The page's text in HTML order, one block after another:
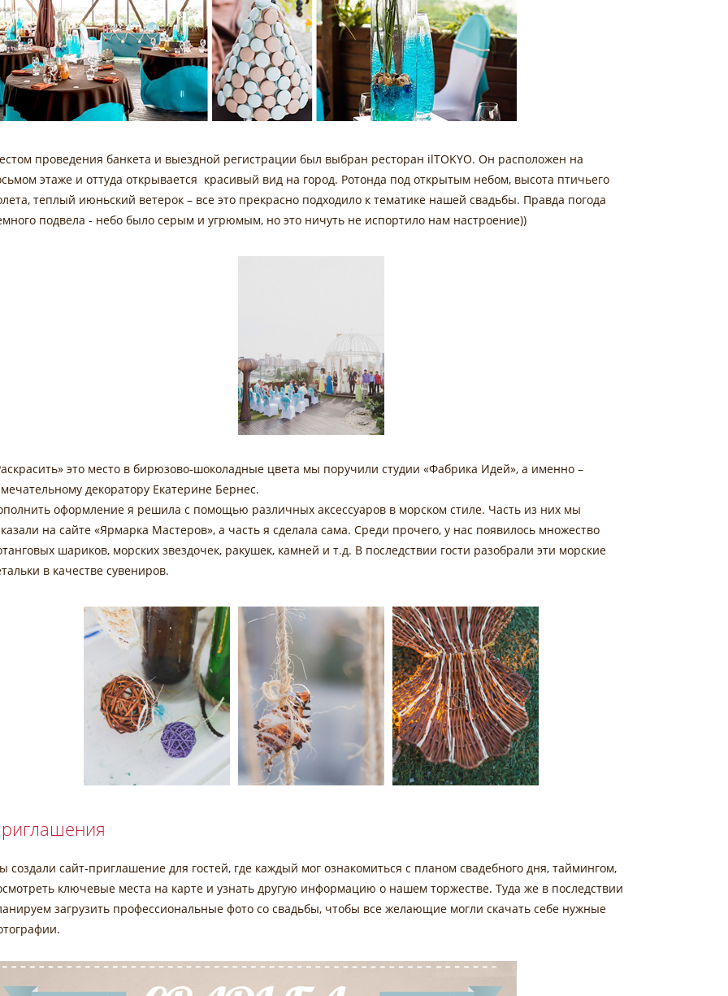
проведения банкета и выездной регистрации был выбран ресторан ilTOKYO. Он расположен на
этаже и оттуда открывается красивый вид на город. Ротонда под открытым небом, высота птичьего
теплый июньский ветерок – все это прекрасно подходило к тематике нашей свадьбы. Правда погода
подвела - небо было серым и угрюмым, но это ничуть не испортило нам настроение))
это место в бирюзово-шоколадные цвета мы поручили студии «Фабрика Идей», а именно –
декоратору Екатерине Бернес.
оформление я решила с помощью различных аксессуаров в морском стиле. Часть из них мы
на сайте «Ярмарка Мастеров», а часть я сделала сама. Среди прочего, у нас появилось множество
шариков, морских звездочек, ракушек, камней и т.д. В последствии гости разобрали эти морские
в качестве сувениров.
создали сайт-приглашение для гостей, где каждый мог ознакомиться с планом свадебного дня, таймингом,
ключевые места на карте и узнать другую информацию о нашем торжестве. Туда же в последствии
загрузить профессиональные фото со свадьбы, чтобы все желающие могли скачать себе нужные